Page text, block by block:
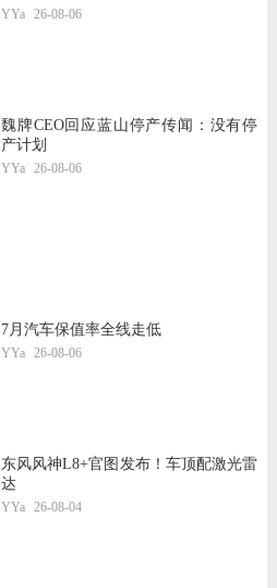
YYa 26-08-06
魏牌CEO回应蓝山停产传闻：没有停
产计划
YYa 26-08-06
7月汽车保值率全线走低
YYa 26-08-06
东风风神L8+官图发布！车顶配激光雷
达
YYa 26-08-04